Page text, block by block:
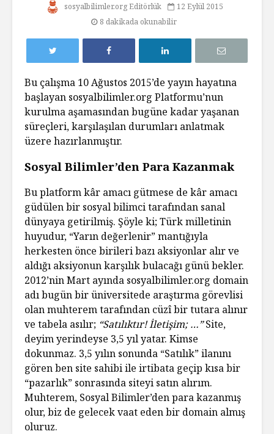
sosyalbilimler.org Editörlük
12 Eylül 2015
8 dakikada okunabilir
Bu çalışma 10 Ağustos 2015’de yayın hayatına
başlayan sosyalbilimler.org Platformu’nun
kurulma aşamasından bugüne kadar yaşanan
süreçleri, karşılaşılan durumları anlatmak
üzere hazırlanmıştır.
Sosyal Bilimler’den Para Kazanmak
Bu platform kâr amacı gütmese de kâr amacı
güdülen bir sosyal bilimci tarafından sanal
dünyaya getirilmiş. Şöyle ki; Türk milletinin
huyudur, “Yarın değerlenir” mantığıyla
herkesten önce birileri bazı aksiyonlar alır ve
aldığı aksiyonun karşılık bulacağı günü bekler.
2012’nin Mart ayında sosyalbilimler.org domain
adı bugün bir üniversitede araştırma görevlisi
olan muhterem tarafından cüzî bir tutara alınır
ve tabela asılır; “Satılıktır! İletişim; …”Site,
deyim yerindeyse 3,5 yıl yatar. Kimse
dokunmaz. 3,5 yılın sonunda “Satılık” ilanını
gören ben site sahibi ile irtibata geçip kısa bir
“pazarlık” sonrasında siteyi satın alırım.
Muhterem, Sosyal Bilimler’den para kazanmış
olur, biz de gelecek vaat eden bir domain almış
oluruz.